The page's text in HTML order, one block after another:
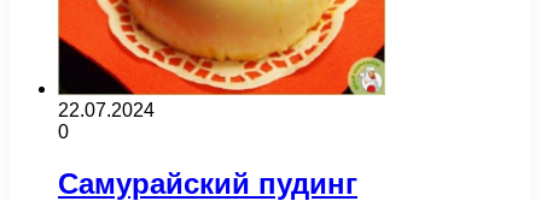
22.07.2024
0
Самурайский пудинг